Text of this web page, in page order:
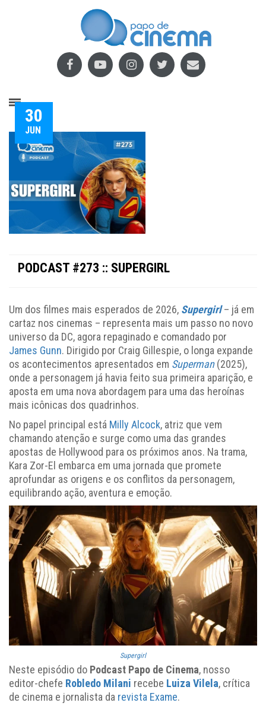
30
JUN
PODCAST #273 :: SUPERGIRL
Um dos filmes mais esperados de 2026, Supergirl– já em
cartaz nos cinemas – representa mais um passo no novo
universo da DC, agora repaginado e comandado por
James Gunn. Dirigido por Craig Gillespie, o longa expande
os acontecimentos apresentados em Superman(2025),
onde a personagem já havia feito sua primeira aparição, e
aposta em uma nova abordagem para uma das heroínas
mais icônicas dos quadrinhos.
No papel principal está Milly Alcock, atriz que vem
chamando atenção e surge como uma das grandes
apostas de Hollywood para os próximos anos. Na trama,
Kara Zor-El embarca em uma jornada que promete
aprofundar as origens e os conflitos da personagem,
equilibrando ação, aventura e emoção.
Supergirl
Neste episódio do Podcast Papo de Cinema, nosso
editor-chefe Robledo Milani recebe Luiza Vilela, crítica
de cinema e jornalista da revista Exame.